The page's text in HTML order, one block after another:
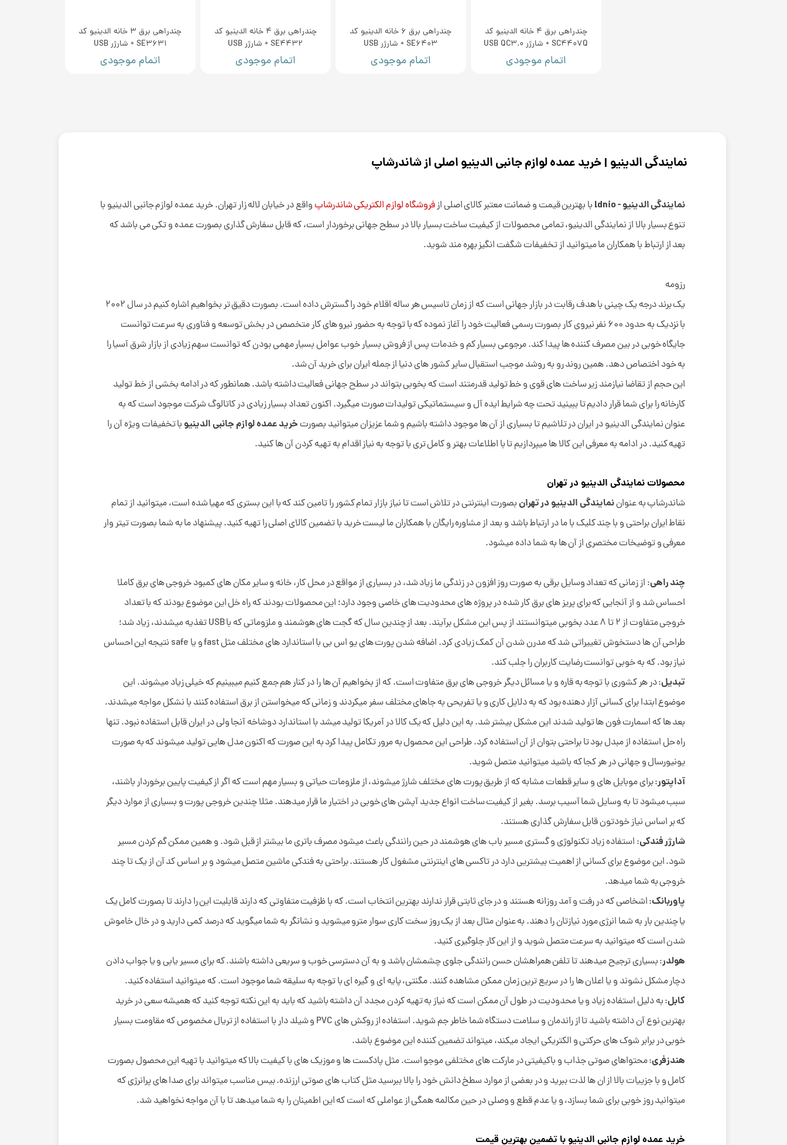
چندراهی برق 4 خانه الدینیو کد
SC4407Q + شارژر USB QC3.0
اتمام موجودی
چندراهی برق 6 خانه الدینیو کد
SE6403 + شارژر USB
اتمام موجودی
چندراهی برق 4 خانه الدینیو کد
SE4432 + شارژر USB
اتمام موجودی
چندراهی برق 3 خانه الدینیو کد
SE3631 + شارژر USB
اتمام موجودی
نمایندگی الدینیو | خرید عمده لوازم جانبی الدینیو اصلی از شاندرشاپ
نمایندگی الدینیو - ldnio با بهترین قیمت و ضمانت معتبر کالای اصلی ازفروشگاه لوازم الکتریکی شاندرشاپواقع در خیابان لاله زار تهران. خرید عمده لوازم جانبی الدینیو با
تنوع بسیار بالا از نمایندگی الدینیو، تمامی محصولات از کیفیت ساخت بسیار بالا در سطح جهانی برخوردار است، که قابل سفارش گذاری بصورت عمده و تکی می باشد که
بعد از ارتباط با همکاران ما میتوانید از تخفیفات شگفت انگیز بهره مند شوید.
رزومه
یک برند درجه یک چینی با هدف رقابت در بازار جهانی است که از زمان تاسیس هر ساله اقلام خود را گسترش داده است. بصورت دقیق تر بخواهیم اشاره کنیم در سال 2002
با نزدیک به حدود 600 نفر نیروی کار بصورت رسمی فعالیت خود را آغاز نموده که با توجه به حضور نیرو های کار متخصص در بخش توسعه و فناوری به سرعت توانست
جایگاه خوبی در بین مصرف کننده ها پیدا کند. مرجوعی بسیار کم و خدمات پس از فروش بسیار خوب عوامل بسیار مهمی بودن که توانست سهم زیادی از بازار شرق آسیا را
به خود اختصاص دهد. همین روند رو به روشد موجب استقبال سایر کشور های دنیا از جمله ایران برای خرید آن شد.
این حجم از تقاضا نیازمند زیر ساخت های قوی و خط تولید قدرمتند است که بخوبی بتواند در سطح جهانی فعالیت داشته باشد. همانطور که در ادامه بخشی از خط تولید
کارخانه را برای شما قرار دادیم تا ببینید تحت چه شرایط ایده آل و سیستماتیکی تولیدات صورت میگیرد. اکنون تعداد بسیار زیادی در کاتالوگ شرکت موجود است که به
عنوان نمایندگی الدینیو در ایران در تلاشیم تا بسیاری از آن ها موجود داشته باشیم و شما عزیزان میتوانید بصورتخرید عمده لوازم جانبی الدینیو با تخفیفات ویژه آن را
تهیه کنید. در ادامه به معرفی این کالا ها میپردازیم تا با اطلاعات بهتر و کامل تری با توجه به نیاز اقدام به تهیه کردن آن ها کنید.
محصولات نمایندگی الدینیو در تهران
شاندرشاپ به عنواننمایندگی الدینیو در تهرانبصورت اینترنتی در تلاش است تا نیاز بازار تمام کشور را تامین کند که با این بستری که مهیا شده است، میتوانید از تمام
نقاط ایران براحتی و با چند کلیک با ما در ارتباط باشد و بعد از مشاوره رایگان با همکاران ما لیست خرید با تضمین کالای اصلی را تهیه کنید. پیشنهاد ما به شما بصورت تیتر وار
معرفی و توضیخات مختصری از آن ها به شما داده میشود.
چند راهی: از زمانی که تعداد وسایل برقی به صورت روز افزون در زندگی ما زیاد شد، در بسیاری از مواقع در محل کار، خانه و سایر مکان های کمبود خروجی های برق کاملا
احساس شد و از آنجایی که برای پریز های برق کار شده در پروژه های محدودیت های خاصی وجود دارد؛ این محصولات بودند که راه خل این موضوع بودند که با تعداد
خروجی متفاوت از 2 تا 8 عدد بخوبی میتوانستند از پس این مشکل برآیند. بعد از چندین سال که گجت های هوشمند و ملزوماتی که با USB تغذیه میشدند، زیاد شد؛
طراحی آن ها دستخوش تغییراتی شد که مدرن شدن آن کمک زیادی کرد. اضافه شدن پورت های یو اس بی با استاندارد های مختلف مثل fast و یا safe نتیجه این احساس
نیاز بود. که به خوبی توانست رضایت کاربران را جلب کند.
تبدیل: در هر کشوری با توجه به قاره و یا مسائل دیگر خروجی های برق متفاوت است. که از بخواهیم آن ها را در کنار هم جمع کنیم میبینیم که خیلی زیاد میشوند. این
موضوع ابتدا برای کسانی آزار دهنده بود که به دلایل کاری و یا تفریحی به جاهای مختلف سفر میکردند و زمانی که میخواستن از برق استفاده کنند با نشکل مواجه میشدند.
بعد ها که اسمارت فون ها تولید شدند این مشکل بیشتر شد. به این دلیل که یک کالا در آمریکا تولید میشد با استاندارد دوشاخه آنجا ولی در ایران قابل استفاده نبود. تنها
راه حل استفاده از مبدل بود تا براحتی بتوان از آن استفاده کرد. طراحی این محصول به مرور تکامل پیدا کرد به این صورت که اکنون مدل هایی تولید میشوند که به صورت
یونیورسال و جهانی در هر کجا که باشید میتوانید متصل شوید.
آداپتور: برای موبایل های و سایر قطعات مشابه که از طریق پورت های مختلف شارژ میشوند، از ملزومات حیاتی و بسیار مهم است که اگر از کیفیت پایین برخوردار باشند،
سبب میشود تا به وسایل شما آسیب برسد. بغیر از کیفیت ساخت انواع جدید آپشن های خوبی در اختیار ما قرار میدهند. مثلا چندین خروجی پورت و بسیاری از موارد دیگر
که بر اساس نیاز خودتون قابل سفارش گذاری هستند.
شارژر فندکی: استفاده زیاد تکنولوژی و گستری مسیر باب های هوشمند در حین رانندگی باعث میشود مصرف باتری ما بیشتر از قبل شود. و همین ممکن گم کردن مسیر
شود. این موضوع برای کسانی از اهمیت بیشتریی دارد در تاکسی های اینترنتی مشغول کار هستند. براحتی به فندکی ماشین متصل میشود و بر اساس کد آن از یک تا چند
خروجی به شما میدهد.
پاوربانک: اشخاصی که در رفت و آمد روزانه هستند و در جای ثابتی قرار ندارند بهترین انتخاب است. که با ظزفیت متفاوتی که دارند قابلیت این را دارند تا بصورت کامل یک
یا چندین بار به شما انرژی مورد نیازتان را دهند. به عنوان مثال بعد از یک روز سخت کاری سوار مترو میشوید و نشانگر به شما میگوید که درصد کمی دارید و در خال خاموش
شدن است که میتوانید به سرعت متصل شوید و از این کار جلوگیری کنید.
هولدر: بسیاری ترجیح میدهند تا تلفن همراهشان حسن رانندگی جلوی چشمشان باشد و به آن دسترسی خوب و سریعی داشته باشند. که برای مسیر یابی و یا جواب دادن
دچار مشکل نشوند و یا اعلان ها را در سریع ترین زمان ممکن مشاهده کنند. مگنتی، پایه ای و گیره ای با توجه به سلیقه شما موجود است. که میتوانید استفاده کنید.
کابل: به دلیل استفاده زیاد و یا محدودیت در طول آن ممکن است که نیاز به تهیه کردن مجدد آن داشته باشید که باید به این نکته توجه کنید که همیشه سعی در خرید
بهترین نوع آن داشته باشید تا از راندمان و سلامت دستگاه شما خاطر جم شوید. استفاده از روکش های PVC و شیلد دار با استفاده از تریال مخصوص که مقاومت بسیار
خوبی در برابر شوک های حرکتی و الکتریکی ایجاد میکند، میتواند تضمین کننده این موضوع باشد.
هندزفری: محتواهای صوتی جذاب و باکیفیتی در مارکت های مختلفی موجو است. مثل پادکست ها و موزیک های با کیفیت بالا که میتوانید با تهیه این محصول بصورت
کامل و با جزییات بالا از ان ها لذت ببرید و در بعضی از موارد سطخ دانش خود را بالا ببرسید مثل کتاب های صوتی ارزنده. بیس مناسب میتواند برای صدا های پرانرژی که
میتوانید روز خوبی برای شما بسازد، و یا عدم قطع و وصلی در حین مکالمه همگی از عواملی که است که این اطمینان را به شما میدهد تا با آن مواجه نخواهید شد.
خرید عمده لوازم جانبی الدینیو با تضمین بهترین قیمت